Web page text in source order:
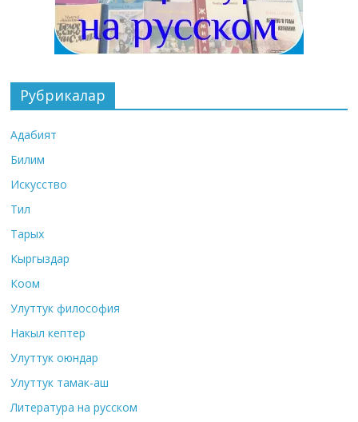
Рубрикалар
Адабият
Билим
Искусство
Тил
Тарых
Кыргыздар
Коом
Улуттук философия
Накыл кептер
Улуттук оюндар
Улуттук тамак-аш
Литература на русском